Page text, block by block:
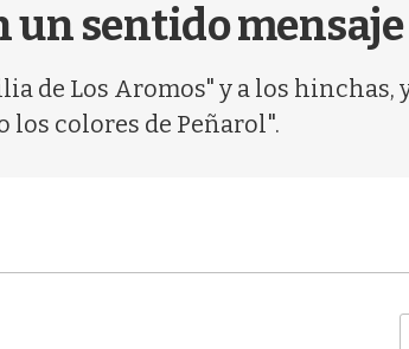
un sentido mensaje
de Los Aromos" y a los hinchas,
los colores de Peñarol".